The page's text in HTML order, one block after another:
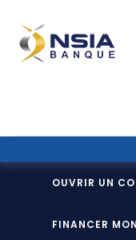
OUVRIR UN
FINANCER